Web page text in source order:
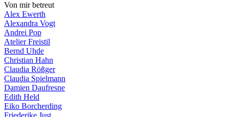
Von mir betreut
Alex Ewerth
Alexandra Vogt
Andrei Pop
Atelier Freistil
Bernd Uhde
Christian Hahn
Claudia Rößger
Claudia Spielmann
Damien Daufresne
Edith Held
Eiko Borcherding
Friederike Just